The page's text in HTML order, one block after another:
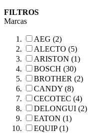
FILTROS
Marcas
AEG (2)
ALECTO (5)
ARISTON (1)
BOSCH (30)
BROTHER (2)
CANDY (8)
CECOTEC (4)
DELONGUI (2)
EATON (1)
EQUIP (1)